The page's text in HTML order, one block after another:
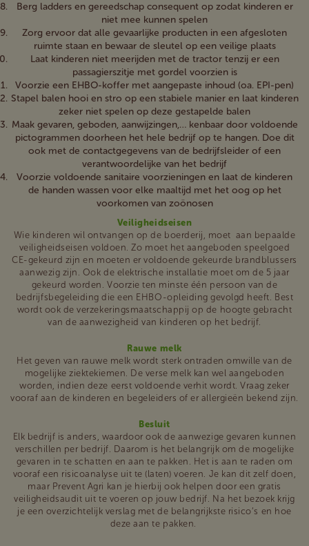
Berg ladders en gereedschap consequent op zodat kinderen er
niet mee kunnen spelen
Zorg ervoor dat alle gevaarlijke producten in een afgesloten
ruimte staan en bewaar de sleutel op een veilige plaats
Laat kinderen niet meerijden met de tractor tenzij er een
passagierszitje met gordel voorzien is
Voorzie een EHBO-koffer met aangepaste inhoud (oa. EPI-pen)
Stapel balen hooi en stro op een stabiele manier en laat kinderen
zeker niet spelen op deze gestapelde balen
Maak gevaren, geboden, aanwijzingen,… kenbaar door voldoende
pictogrammen doorheen het hele bedrijf op te hangen. Doe dit
ook met de contactgegevens van de bedrijfsleider of een
verantwoordelijke van het bedrijf
Voorzie voldoende sanitaire voorzieningen en laat de kinderen
de handen wassen voor elke maaltijd met het oog op het
voorkomen van zoönosen
Veiligheidseisen
Wie kinderen wil ontvangen op de boerderij, moet aan bepaalde
veiligheidseisen voldoen. Zo moet het aangeboden speelgoed
CE-gekeurd zijn en moeten er voldoende gekeurde brandblussers
aanwezig zijn. Ook de elektrische installatie moet om de 5 jaar
gekeurd worden. Voorzie ten minste één persoon van de
bedrijfsbegeleiding die een EHBO-opleiding gevolgd heeft. Best
wordt ook de verzekeringsmaatschappij op de hoogte gebracht
van de aanwezigheid van kinderen op het bedrijf.
Rauwe melk
Het geven van rauwe melk wordt sterk ontraden omwille van de
mogelijke ziektekiemen. De verse melk kan wel aangeboden
worden, indien deze eerst voldoende verhit wordt. Vraag zeker
vooraf aan de kinderen en begeleiders of er allergieën bekend zijn.
Besluit
Elk bedrijf is anders, waardoor ook de aanwezige gevaren kunnen
verschillen per bedrijf. Daarom is het belangrijk om de mogelijke
gevaren in te schatten en aan te pakken. Het is aan te raden om
vooraf een risicoanalyse uit te (laten) voeren. Je kan dit zelf doen,
maar Prevent Agri kan je hierbij ook helpen door een gratis
veiligheidsaudit uit te voeren op jouw bedrijf. Na het bezoek krijg
je een overzichtelijk verslag met de belangrijkste risico’s en hoe
deze aan te pakken.